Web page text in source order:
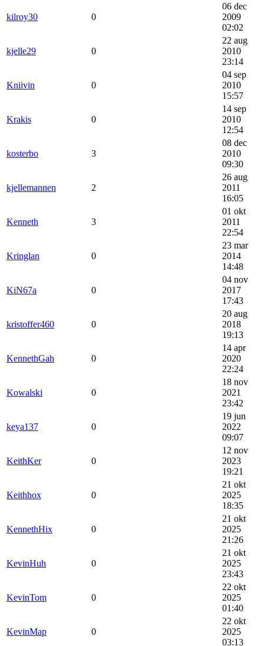
kilroy30 0
06 dec
2009
02:02
kjelle29 0
22 aug
2010
23:14
Kniivin 0
04 sep
2010
15:57
Krakis 0
14 sep
2010
12:54
kosterbo 3
08 dec
2010
09:30
kjellemannen 2
26 aug
2011
16:05
Kenneth 3
01 okt
2011
22:54
Kringlan 0
23 mar
2014
14:48
KiN67a 0
04 nov
2017
17:43
kristoffer460 0
20 aug
2018
19:13
KennethGah 0
14 apr
2020
22:24
Kowalski 0
18 nov
2021
23:42
keya137 0
19 jun
2022
09:07
KeithKer 0
12 nov
2023
19:21
Keithhox 0
21 okt
2025
18:35
KennethHix 0
21 okt
2025
21:26
KevinHuh 0
21 okt
2025
23:43
KevinTom 0
22 okt
2025
01:40
KevinMap 0
22 okt
2025
03:13